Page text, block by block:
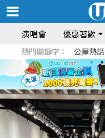
演唱會 優惠著數
熱門關鍵字： 公屋熱話